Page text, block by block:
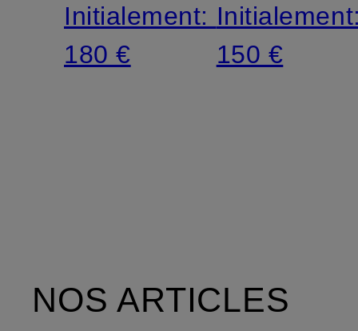
Initialement:
180 €
150 €
NOS ARTICLES